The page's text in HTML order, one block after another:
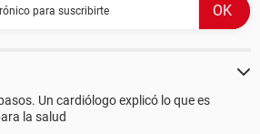
Un cardiólogo explicó lo que es
la salud